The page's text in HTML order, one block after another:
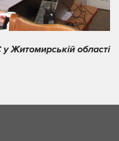
Житомирській області